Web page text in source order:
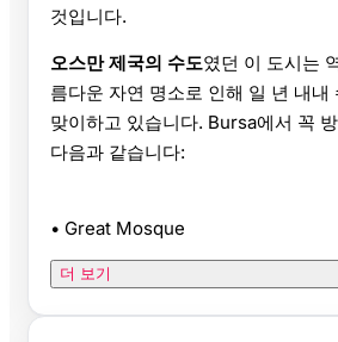
것입니다.
오스만 제국의 수도였던 이 도시는
름다운 자연 명소로 인해 일 년 내내
맞이하고 있습니다. Bursa에서 꼭
다음과 같습니다:
• Great Mosque
더 보기